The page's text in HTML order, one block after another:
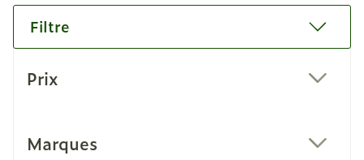
Filtre
Prix
Marques